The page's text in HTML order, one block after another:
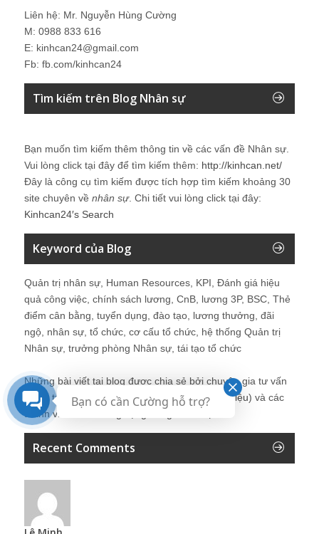
Liên hệ: Mr. Nguyễn Hùng Cường
M: 0988 833 616
E: kinhcan24@gmail.com
Fb: fb.com/kinhcan24
Tìm kiếm trên Blog Nhân sự
Bạn muốn tìm kiếm thêm thông tin về các vấn đề Nhân sự
Vui lòng click tại đây để tìm kiếm thêm: http://kinhcan.net/
Đây là công cụ tìm kiếm được tích hợp tìm kiếm khoảng 30
site chuyên về nhân sự. Chi tiết vui lòng click tại đây:
Kinhcan24′s Search
Keyword của Blog
Quản trị nhân sự, Human Resources, KPI, Đánh giá hiệu
quả công việc, chính sách lương, CnB, lương 3P, BSC, Thẻ
điểm cân bằng, tuyển dụng, đào tạo, lương thưởng, đãi
ngộ, nhân sự, tổ chức, cơ cấu tổ chức, hệ thống Quản trị
Nhân sự, trưởng phòng Nhân sự, tái tạo tổ chức
Những bài viết tại blog được chia sẻ bởi chuyên gia tư vấn
Quản trị Nhân sự Nguyễn Hùng Cường (giới thiệu) và các
thành viên khác trong cộng đồng Nhân sự.
Recent Comments
Bạn có cần Cường hỗ trợ?